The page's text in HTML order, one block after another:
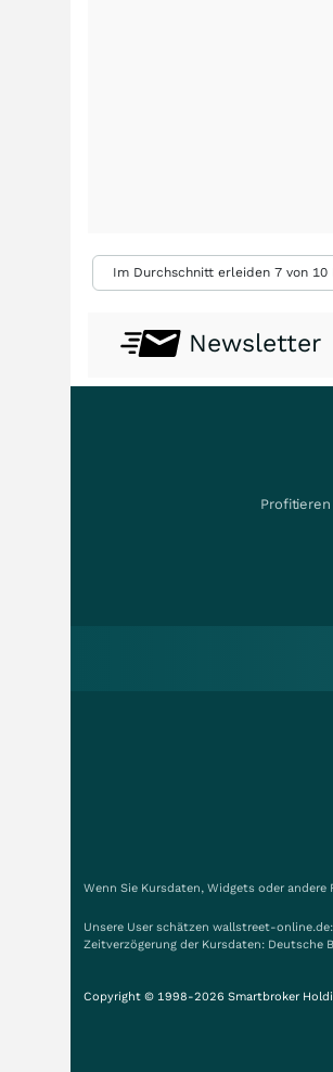
Im Durchschnitt erleiden 7 von
Newsletter
Wenn Sie Kursdaten, Widgets oder
Unsere User schätzen wallstreet-
Zeitverzögerung der Kursdaten: Deutsche
Copyright © 1998-2026 Smartbroker